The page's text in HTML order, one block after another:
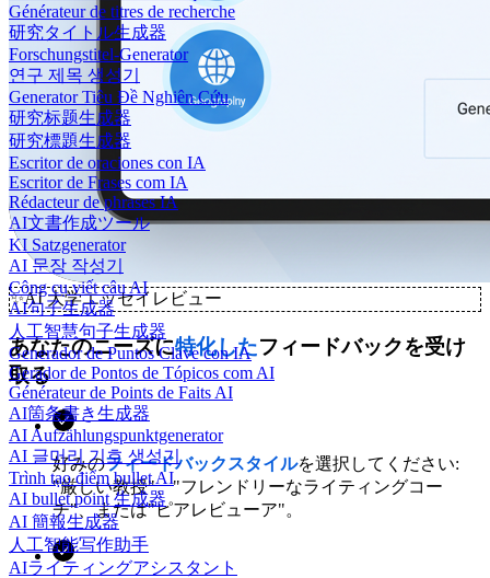
Générateur de titres de recherche
研究タイトル生成器
Forschungstitel-Generator
연구 제목 생성기
Generator Tiêu Đề Nghiên Cứu
研究标题生成器
研究標題生成器
Escritor de oraciones con IA
Escritor de Frases com IA
Rédacteur de phrases IA
AI文書作成ツール
KI Satzgenerator
AI 문장 작성기
Công cụ viết câu AI
AI句子生成器
人工智慧句子生成器
Generador de Puntos Clave con IA
Gerador de Pontos de Tópicos com AI
Générateur de Points de Faits AI
AI箇条書き生成器
AI Aufzählungspunktgenerator
AI 글머리 기호 생성기
Trình tạo điểm bullet AI
AI bullet point 生成器
AI 簡報生成器
人工智能写作助手
AIライティングアシスタント
✨AI 大学エッセイレビュー
あなたのニーズに特化したフィードバックを受け
取る
好みのフィードバックスタイルを選択してください:
"厳しい教授"、"フレンドリーなライティングコー
チ"、または"ピアレビューア"。